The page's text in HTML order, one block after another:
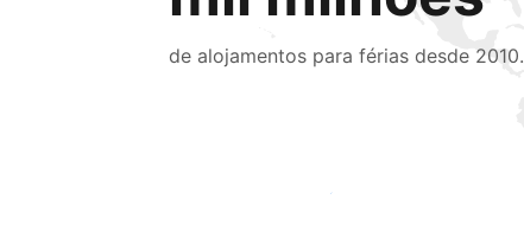
de alojamentos para férias desde 2010.
Chegue hoje mesmo a novas pessoas